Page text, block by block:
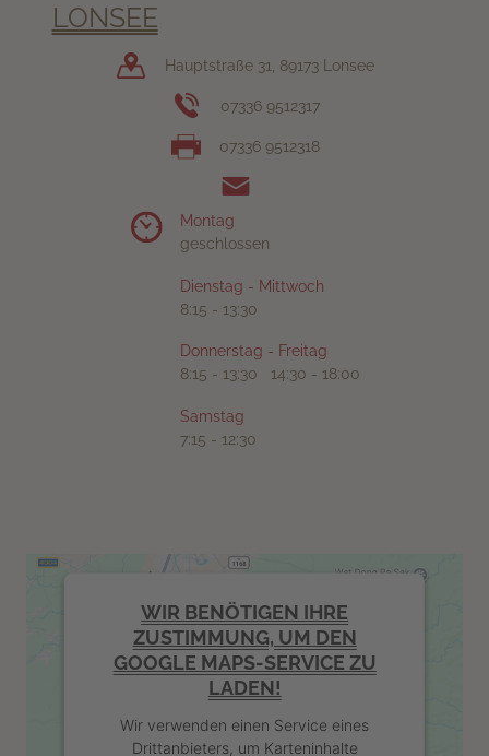
LONSEE
Hauptstraße 31, 89173 Lonsee
07336 9512317
07336 9512318
Montag
geschlossen
Dienstag - Mittwoch
8:15 - 13:30
Donnerstag - Freitag
8:15 - 13:30 14:30 - 18:00
Samstag
7:15 - 12:30
WIR BENÖTIGEN IHRE
ZUSTIMMUNG, UM DEN
GOOGLE MAPS-SERVICE ZU
LADEN!
Wir verwenden einen Service eines
Drittanbieters, um Karteninhalte